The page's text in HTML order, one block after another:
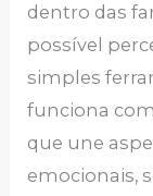
dentro das
possível
simples
funciona
que une
emocionais,